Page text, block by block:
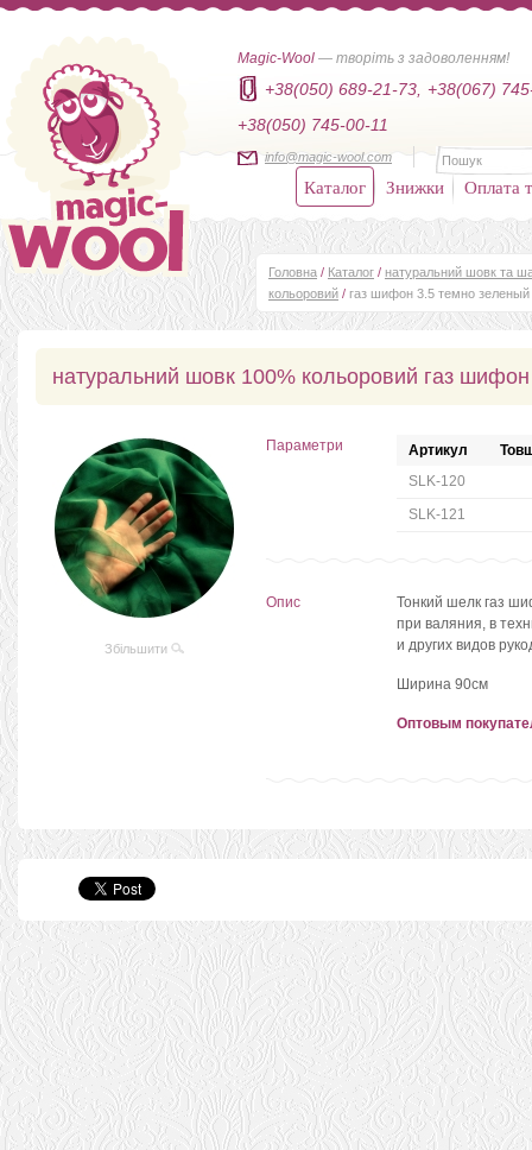
Magic-Wool — творіть з задоволенням!
+38(050) 689-21-73,
+38(067)
+38(050) 745-00-11
info@magic-wool.com
Каталог Знижки Оплата
Головна / Каталог / натуральний шовк та
кольоровий / газ шифон 3.5 темно зеленый
натуральний шовк 100% кольоровий газ
Збільшити
Параметри Артикул
SLK-120
SLK-121
Опис
Тонкий шелк газ
при валяния, в
и других видов
Ширина 90см
Оптовым